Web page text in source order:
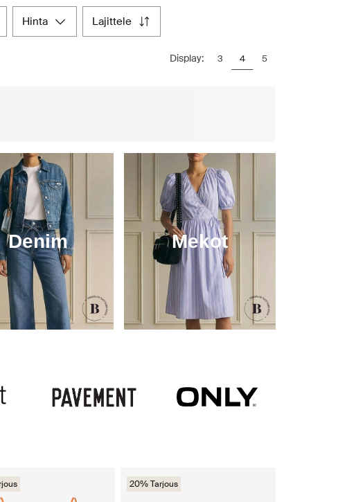
hinta lajittele
Display: 3 4 5
20% Tarjous
Denim Mekot